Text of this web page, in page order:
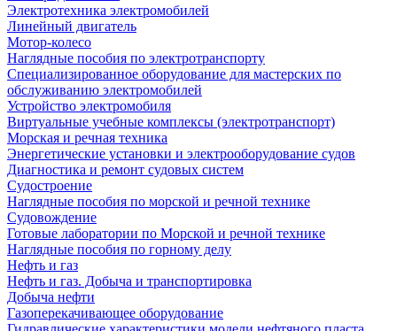
Электротехника электромобилей
Линейный двигатель
Мотор-колесо
Наглядные пособия по электротранспорту
Специализированное оборудование для мастерских по
обслуживанию электромобилей
Устройство электромобиля
Виртуальные учебные комплексы (электротранспорт)
Морская и речная техника
Энергетические установки и электрооборудование судов
Диагностика и ремонт судовых систем
Судостроение
Наглядные пособия по морской и речной технике
Судовождение
Готовые лаборатории по Морской и речной технике
Наглядные пособия по горному делу
Нефть и газ
Нефть и газ. Добыча и транспортировка
Добыча нефти
Газоперекачивающее оборудование